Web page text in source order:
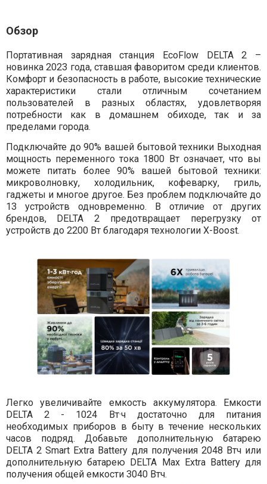
Обзор
Портативная зарядная станция EcoFlow DELTA 2 –
новинка 2023 года, ставшая фаворитом среди клиентов.
Комфорт и безопасность в работе, высокие технические
характеристики стали отличным сочетанием
пользователей в разных областях, удовлетворяя
потребности как в домашнем обиходе, так и за
пределами города.
Подключайте до 90% вашей бытовой техники Выходная
мощность переменного тока 1800 Вт означает, что вы
можете питать более 90% вашей бытовой техники:
микроволновку, холодильник, кофеварку, гриль,
гаджеты и многое другое. Без проблем подключайте до
13 устройств одновременно. В отличие от других
брендов, DELTA 2 предотвращает перегрузку от
устройств до 2200 Вт благодаря технологии X-Boost.
Легко увеличивайте емкость аккумулятора. Емкости
DELTA 2 - 1024 Вт·ч достаточно для питания
необходимых приборов в быту в течение нескольких
часов подряд. Добавьте дополнительную батарею
DELTA 2 Smart Extra Battery для получения 2048 Втч или
дополнительную батарею DELTA Max Extra Battery для
получения общей емкости 3040 Втч.